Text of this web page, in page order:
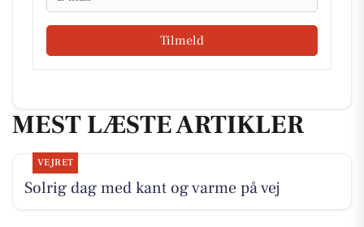
Tilmeld
MEST LÆSTE ARTIKLER
VEJRET
Solrig dag med kant og varme på vej